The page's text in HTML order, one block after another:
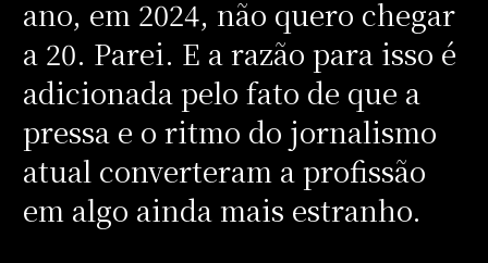
ano, em 2024, não quero chegar
a 20. Parei. E a razão para isso é
adicionada pelo fato de que a
pressa e o ritmo do jornalismo
atual converteram a profissão
em algo ainda mais estranho.